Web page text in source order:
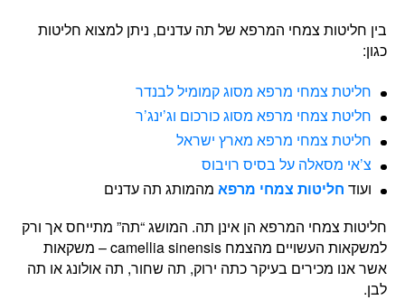
בין חליטות צמחי המרפא של תה עדנים, ניתן למצוא חליטות
כגון:
חליטת צמחי מרפא מסוג קמומיל לבנדר
חליטת צמחי מרפא מסוג כורכום וג’ינג’ר
חליטת צמחי מרפא מארץ ישראל
צ’אי מסאלה על בסיס רויבוס
ועוד חליטות צמחי מרפא מהמותג תה עדנים
חליטות צמחי המרפא הן אינן תה. המושג “תה” מתייחס אך ורק
למשקאות העשויים מהצמח camellia sinensis – משקאות
אשר אנו מכירים בעיקר כתה ירוק, תה שחור, תה אולונג או תה
לבן.